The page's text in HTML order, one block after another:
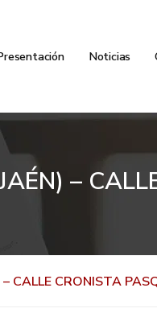
Noticias
–
CALLE CRONISTA